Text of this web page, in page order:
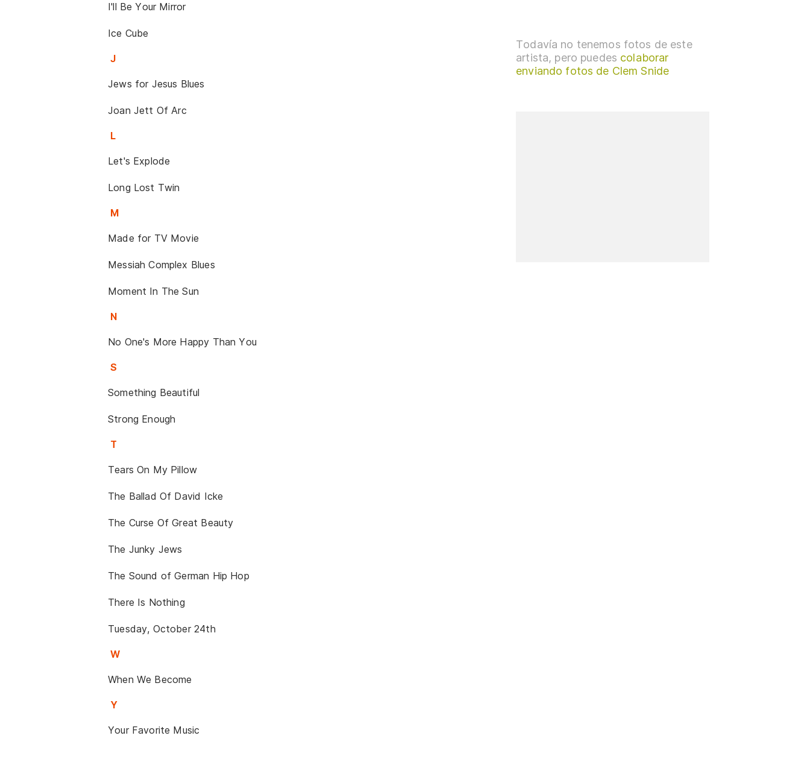
I'll Be Your Mirror
Ice Cube
J
Jews for Jesus Blues
Joan Jett Of Arc
L
Let's Explode
Long Lost Twin
M
Made for TV Movie
Messiah Complex Blues
Moment In The Sun
N
No One's More Happy Than You
S
Something Beautiful
Strong Enough
T
Tears On My Pillow
The Ballad Of David Icke
The Curse Of Great Beauty
The Junky Jews
The Sound of German Hip Hop
There Is Nothing
Tuesday, October 24th
W
When We Become
Y
Your Favorite Music
Todavía no tenemos fotos de este
artista, pero puedes colaborar
enviando fotos de Clem Snide